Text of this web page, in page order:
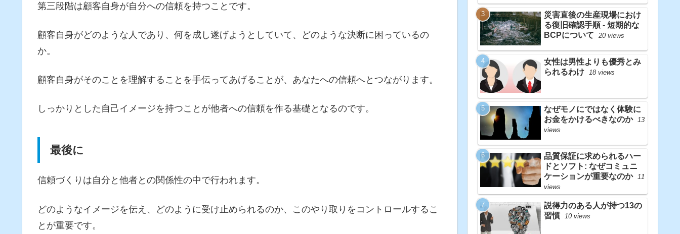
第三段階は顧客自身が自分への信頼を持つことです。
顧客自身がどのような人であり、何を成し遂げようとしていて、どのような決断に困っているの
か。
顧客自身がそのことを理解することを手伝ってあげることが、あなたへの信頼へとつながります。
しっかりとした自己イメージを持つことが他者への信頼を作る基礎となるのです。
最後に
信頼づくりは自分と他者との関係性の中で行われます。
どのようなイメージを伝え、どのように受け止められるのか、このやり取りをコントロールするこ
とが重要です。
災害直後の生産現場におけ
る復旧確認手順 - 短期的な
BCPについて
20 views
女性は男性よりも優秀とみ
られるわけ 18 views
なぜモノにではなく体験に
お金をかけるべきなのか
13
views
品質保証に求められるハー
ドとソフト: なぜコミュニ
ケーションが重要なのか 11
views
説得力のある人が持つ13の
習慣 10 views